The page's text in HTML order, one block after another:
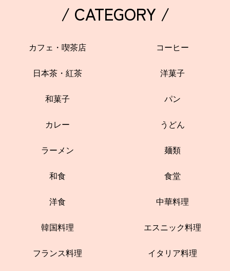
/ CATEGORY /
カフェ・喫茶店 コーヒー
日本茶・紅茶 洋菓子
和菓子 パン
カレー うどん
ラーメン 麺類
和食 食堂
洋食 中華料理
韓国料理 エスニック料理
フランス料理 イタリア料理